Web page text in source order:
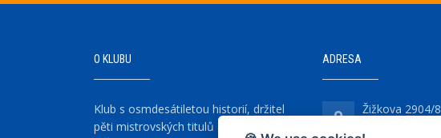
O KLUBU
Klub s osmdesátiletou historií, držitel
pěti mistrovských titulů a šesti vítězství
ADRESA
Žižkova 2904/8